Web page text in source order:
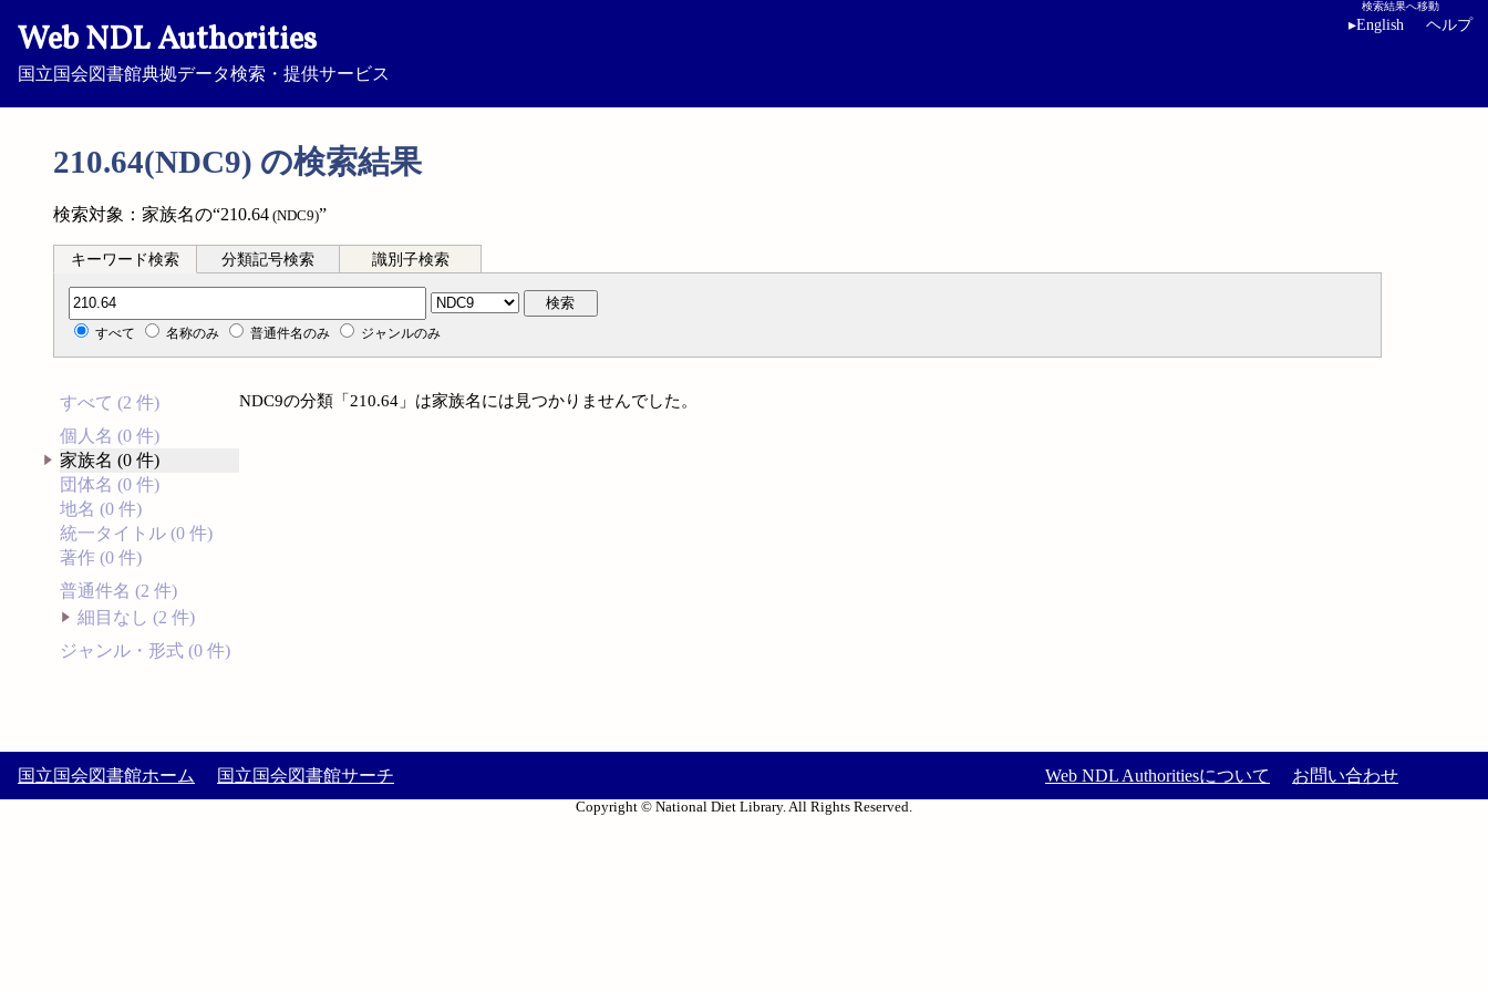
Web NDL Authorities
国立国会図書館典拠データ検索・提供サービス
検索結果へ移動
▸English ヘルプ
210.64(NDC9) の検索結果
検索対象：家族名の“210.64 (NDC9)”
キーワード検索 分類記号検索 識別子検索
分類記号検索 検索
すべて 名称のみ 普通件名のみ ジャンルのみ
すべて (2 件)
個人名 (0 件)
家族名 (0 件)
団体名 (0 件)
地名 (0 件)
統一タイトル (0 件)
著作 (0 件)
普通件名 (2 件)
細目なし (2 件)
ジャンル・形式 (0 件)
NDC9の分類「210.64」は家族名には見つかりませんでした。
国立国会図書館ホーム 国立国会図書館サーチ Web NDL Authoritiesについて お問い合わせ
Copyright © National Diet Library. All Rights Reserved.